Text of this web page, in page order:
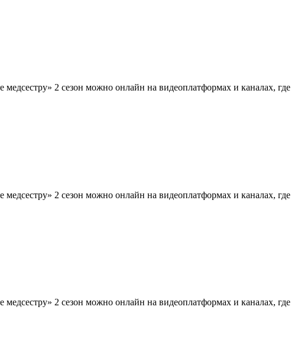
2 сезон можно онлайн на видеоплатформах и каналах, где
2 сезон можно онлайн на видеоплатформах и каналах, где
2 сезон можно онлайн на видеоплатформах и каналах, где